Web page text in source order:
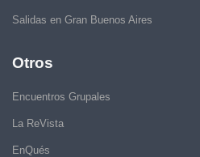
Salidas en Gran Buenos Aires
Otros
Encuentros Grupales
La ReVista
EnQués